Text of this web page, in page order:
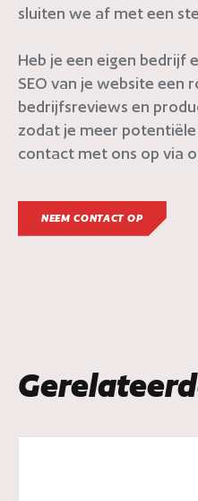
sluiten we af met een
Heb je een eigen bedrijf
SEO van je website een
bedrijfsreviews en
zodat je meer
contact met ons op via
NEEM CONTACT OP